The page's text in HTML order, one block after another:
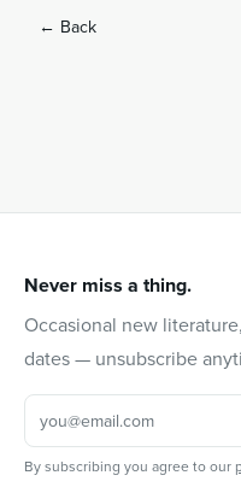
← Back
Never miss a thing.
Occasional new
dates — unsubscribe
By subscribing you agree to our